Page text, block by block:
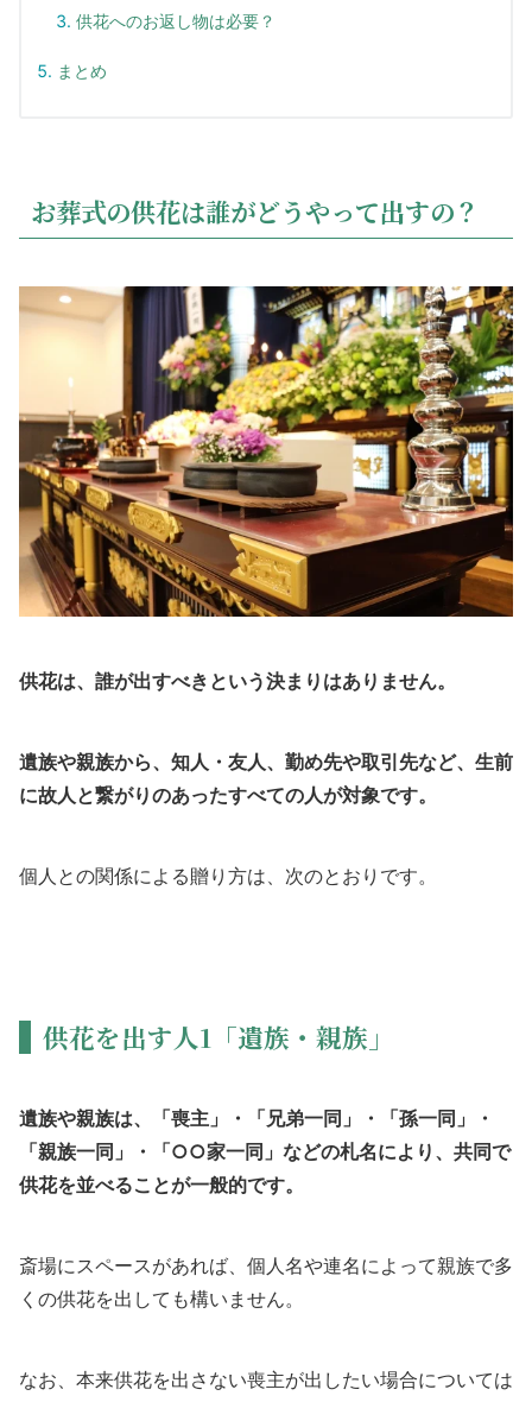
供花へのお返し物は必要？
まとめ
お葬式の供花は誰がどうやって出すの？
供花は、誰が出すべきという決まりはありません。
遺族や親族から、知人・友人、勤め先や取引先など、生前
に故人と繋がりのあったすべての人が対象です。
個人との関係による贈り方は、次のとおりです。
供花を出す人1「遺族・親族」
遺族や親族は、「喪主」・「兄弟一同」・「孫一同」・
「親族一同」・「○○家一同」などの札名により、共同で
供花を並べることが一般的です。
斎場にスペースがあれば、個人名や連名によって親族で多
くの供花を出しても構いません。
なお、本来供花を出さない喪主が出したい場合については